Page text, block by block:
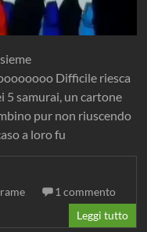
Difficile riesca
5 samurai, un cartone
pur non riuscendo
a loro fu
1 commento
Leggi tutto